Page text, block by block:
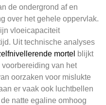
de ondergrond af en
over het gehele oppervlak.
vloeicapaciteit
Uit technische analyses
mortel blijkt
van het
oorzaken voor mislukte
er vaak ook luchtbellen
natte egaline omhoog